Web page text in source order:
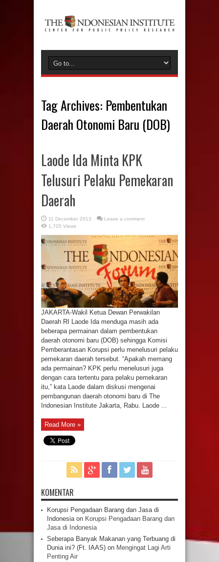
Tag Archives: Pembentukan
Daerah Otonomi Baru (DOB)
Laode Ida Minta KPK
Telusuri Pelaku Pemekaran
Daerah
11 December 2013
Leave a comment
1,705 Views
JAKARTA-Wakil Ketua Dewan Perwakilan
Daerah RI Laode Ida menduga masih ada
beberapa permainan dalam pembentukan
daerah otonomi baru (DOB) sehingga Komisi
Pemberantasan Korupsi perlu menelusuri pelaku
pemekaran daerah tersebut. “Apakah memang
ada permainan? KPK perlu menelusuri juga
dengan cara tertentu para pelaku pemekaran
itu,” kata Laode dalam diskusi mengenai
pembangunan daerah otonomi baru di The
Indonesian Institute Jakarta, Rabu. Laode ...
Read More »
KOMENTAR
Korupsi Pengadaan Barang dan Jasa di
Indonesiaon Korupsi Pengadaan Barang dan
Jasa di Indonesia
Seberapa Banyak Makanan yang Terbuang di
Dunia ini? (Ft. IAAS) on Mengingat Lagi Arti
Penting Air